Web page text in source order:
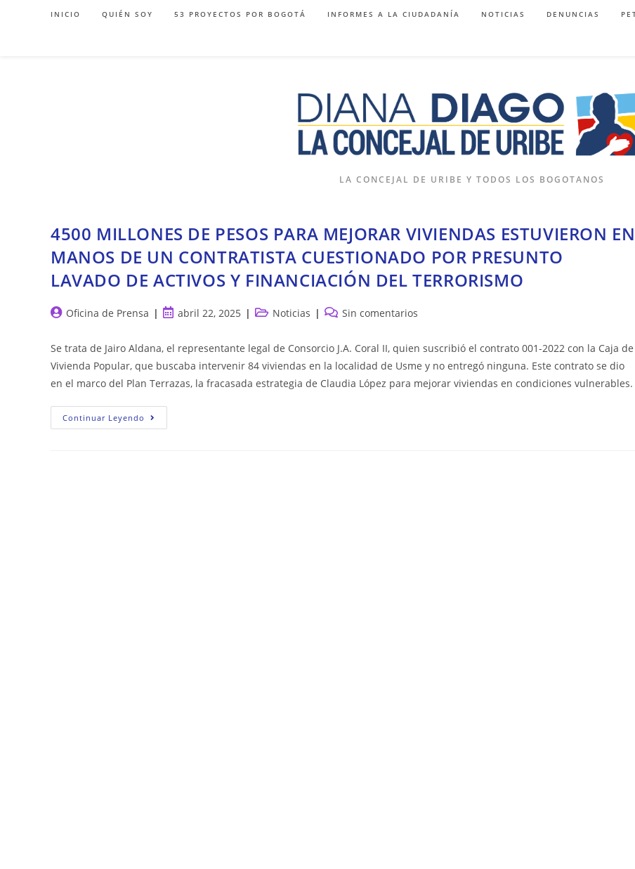
INICIO QUIÉN SOY 53 PROYECTOS POR BOGOTÁ INFORMES A LA CIUDADANÍA NOTICIAS DENUNCIAS
LA CONCEJAL DE URIBE Y TODOS LOS BOGOTANOS
4500 MILLONES DE PESOS PARA MEJORAR VIVIENDAS ESTUVIERON EN
MANOS DE UN CONTRATISTA CUESTIONADO POR PRESUNTO
LAVADO DE ACTIVOS Y FINANCIACIÓN DEL TERRORISMO
Autor
la
Oficina de Prensa
Publicación
entrada:
abril 22, 2025
Categoría
entrada:
Noticias
Comentarios
la
entrada:
Sin comentarios
Se trata de Jairo Aldana, el representante legal de Consorcio J.A. Coral II, quien suscribió el contrato 001-2022 con la Caja de
Vivienda Popular, que buscaba intervenir 84 viviendas en la localidad de Usme y no entregó ninguna. Este contrato se dio
en el marco del Plan Terrazas, la fracasada estrategia de Claudia López para mejorar viviendas en condiciones vulnerables.
Continuar Leyendo 4500
MILLONES